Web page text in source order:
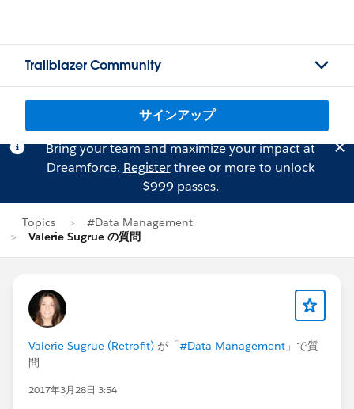
Trailblazer Community
サインアップ
Bring your team and maximize your impact at
Dreamforce. Registerthree or more to unlock
$999 passes.
Topics
#Data Management
Valerie Sugrue の質問
Valerie Sugrue (Retrofit) が「#Data Management 」で質
問
2017年3月28日 3:54